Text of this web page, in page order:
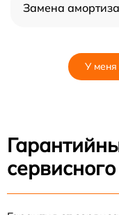
Замена
У меня